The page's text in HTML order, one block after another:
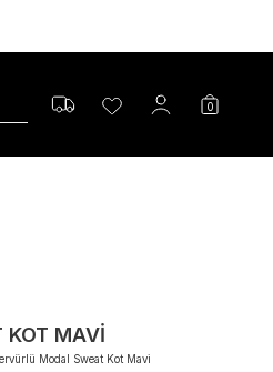
0
KOT MAVI
Modal Sweat Kot Mavi